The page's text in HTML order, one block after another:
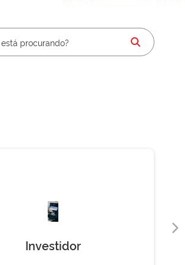
Investidor